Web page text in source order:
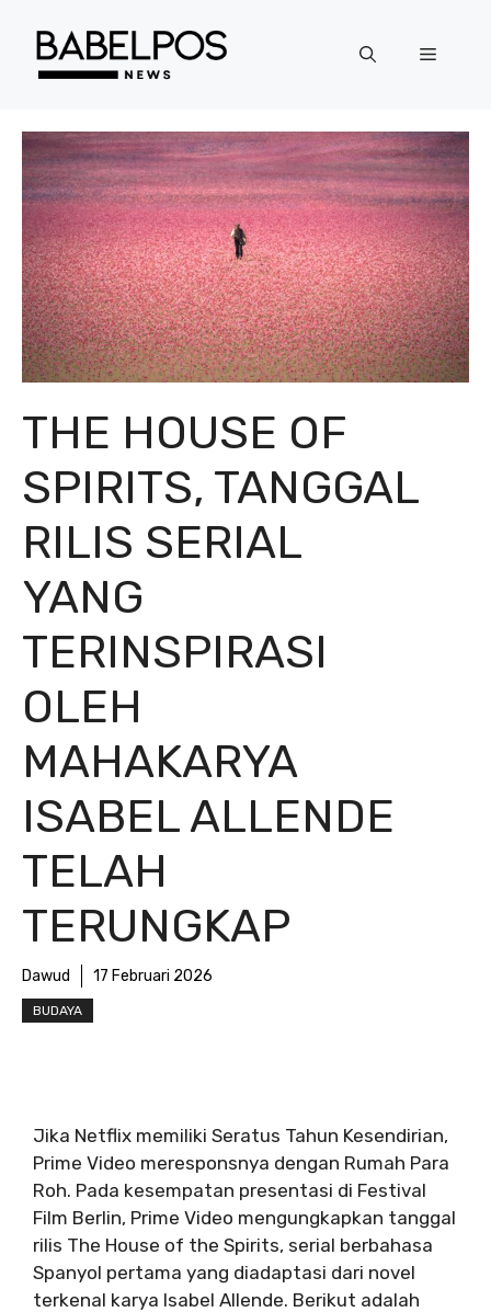
Menu
THE HOUSE OF
SPIRITS, TANGGAL
RILIS SERIAL
YANG
TERINSPIRASI
OLEH
MAHAKARYA
ISABEL ALLENDE
TELAH
TERUNGKAP
Dawud 17 Februari 2026
BUDAYA
Jika Netflix memiliki Seratus Tahun Kesendirian,
Prime Video meresponsnya dengan Rumah Para
Roh. Pada kesempatan presentasi di Festival
Film Berlin, Prime Video mengungkapkan tanggal
rilis The House of the Spirits, serial berbahasa
Spanyol pertama yang diadaptasi dari novel
terkenal karya Isabel Allende. Berikut adalah